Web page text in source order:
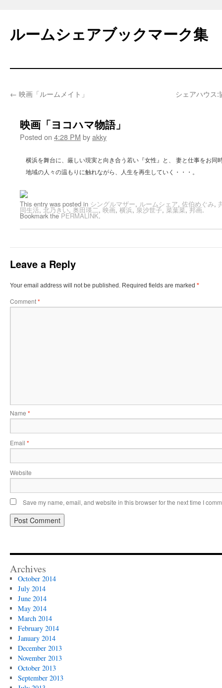
content
ルームシェアブックマーク集
← 映画「ルームメイト」 シェアハウス
映画「ヨコハマ物語」
Posted on 4:28 PM byakky
横浜を舞台に、厳しい現実と向き合う若い『女性』と、 妻と仕事をお同
地域の人々の温もりに触れながら、人生を再生していく・・・。
This entry was posted in シングルマザー, ルームシェア, 佐伯めぐみ,
同生活,北乃きい,奥田瑛二, 映画, 横浜,泉沙世子, 菜葉菜,邦画.
Bookmark thePERMALINK.
Leave a Reply
Your email address will not be published. Required fields are marked *
Comment*
Name *
Email *
Website
Save my name, email, and website in this browser for the next time I
Archives
October 2014
July 2014
June 2014
May 2014
March 2014
February 2014
January 2014
December 2013
November 2013
October 2013
September 2013